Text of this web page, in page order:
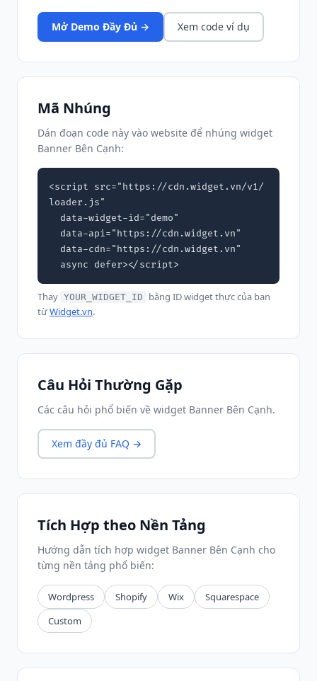
Mở Demo Đầy Đủ → Xem code ví dụ
Mã Nhúng
Dán đoạn code này vào website để nhúng widget
Banner Bên Cạnh:
<script src="https://cdn.widget.vn/v1/
loader.js"
  async defer></script>
Thay YOUR_WIDGET_ID
bằng ID widget thực của bạn
từWidget.vn.
Câu Hỏi Thường Gặp
Các câu hỏi phổ biến về widget Banner Bên Cạnh.
Xem đầy đủ FAQ →
Tích Hợp theo Nền Tảng
Hướng dẫn tích hợp widget Banner Bên Cạnh cho
từng nền tảng phổ biến:
Wordpress Shopify Wix
Squarespace
Custom